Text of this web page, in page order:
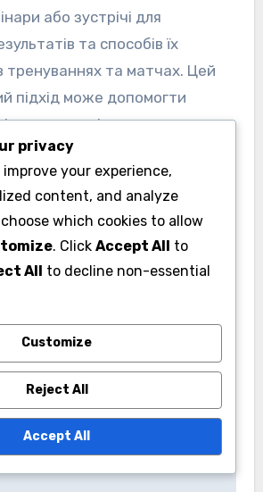
або зустрічі для
та способів їх
тренуваннях та матчах. Цей
підхід може допомогти
актуальність даних про
і мотивувати їх активно брати
розвитку.
для
молоді в
privacy
improve your experience,
content, and analyze
which cookies to allow
. Click Accept All to
All to decline non-essential
Customize
Reject All
Accept All